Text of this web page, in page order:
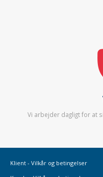
Vi arbejder dagligt for at
Klient - Vilkår og betingelser